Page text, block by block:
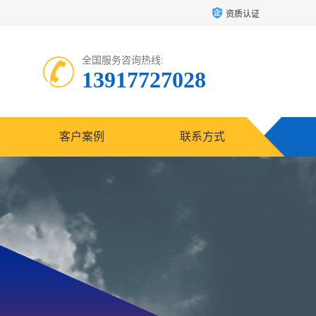
资质认证
全国服务咨询热线:
13917727028
客户案例 联系方式